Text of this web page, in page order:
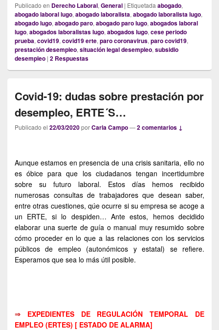
Publicado en Derecho Laboral, General | Etiquetada abogado,
abogado laboral lugo, abogado laboralista, abogado laboralista lugo,
abogado lugo, abogado paro, abogado paro lugo, abogados laboral
lugo, abogados laboralistas lugo, abogados lugo, cese periodo
prueba, covid19, covid19 erte, paro coronavirus, paro covid19,
prestación desempleo, situación legal desempleo, subsidio
desempleo | 2 Respuestas
Covid-19: dudas sobre prestación por
desempleo, ERTE´S…
Publicado el 22/03/2020porCarla Campo—2 comentarios ↓
Aunque estamos en presencia de una crisis sanitaria, ello no
es óbice para que los ciudadanos tengan incertidumbre
sobre su futuro laboral. Estos días hemos recibido
numerosas consultas de trabajadores que desean saber,
entre otras cuestiones, qúe ocurre si su empresa se acoge a
un ERTE, si lo despiden… Ante estos, hemos decidido
elaborar una suerte de guía o manual muy resumido sobre
cómo proceder en lo que a las relaciones con los servicios
públicos de empleo (autonómicos y estatal) se refiere.
Esperamos que sea lo más útil posible.
⇒
EXPEDIENTES DE REGULACIÓN TEMPORAL DE
EMPLEO (ERTES) [ ESTADO DE ALARMA]